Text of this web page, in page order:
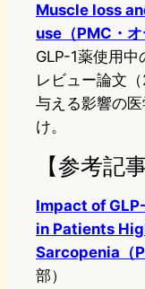
Muscle loss
use（PMC・オ
GLP-1薬使用
レビュー論文
与える影響の
け。
【参考記事
Impact of
in Patients
Sarcopenia（
部）